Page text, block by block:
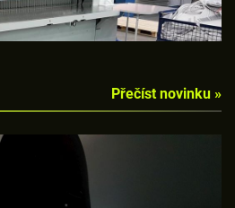
Přečíst novinku »